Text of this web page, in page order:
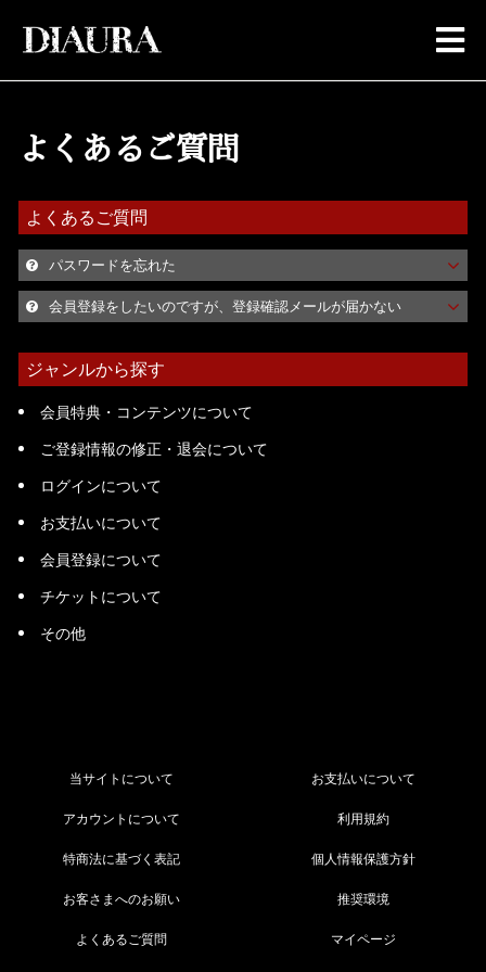
よくあるご質問
よくあるご質問
パスワードを忘れた
会員登録をしたいのですが、登録確認メールが届かない
ジャンルから探す
会員特典・コンテンツについて
ご登録情報の修正・退会について
ログインについて
お支払いについて
会員登録について
チケットについて
その他
当サイトについて お支払いについて
アカウントについて 利用規約
特商法に基づく表記 個人情報保護方針
お客さまへのお願い 推奨環境
よくあるご質問 マイページ